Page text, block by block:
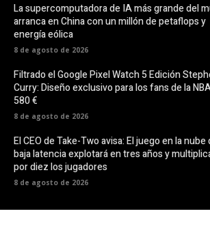
La supercomputadora de IA más grande del
arranca en China con un millón de petaflops y
energía eólica
8 de agosto de 2026
Filtrado el Google Pixel Watch 5 Edición
Curry: Diseño exclusivo para los fans de la
580 €
8 de agosto de 2026
El CEO de Take-Two avisa: El juego en la nube
baja latencia explotará en tres años y
por diez los jugadores
8 de agosto de 2026